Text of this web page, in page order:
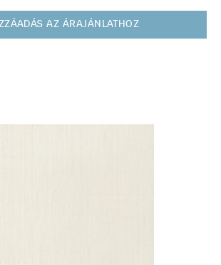
AZ ÁRAJÁNLATHOZ